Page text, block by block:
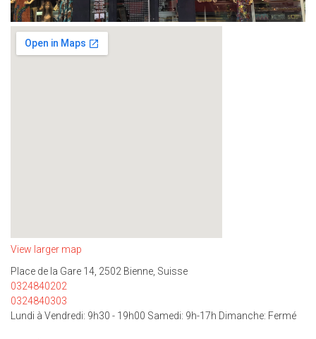
View larger map
Place de la Gare 14, 2502 Bienne, Suisse
0324840202
0324840303
Lundi à Vendredi: 9h30 - 19h00 Samedi: 9h-17h Dimanche: Fermé